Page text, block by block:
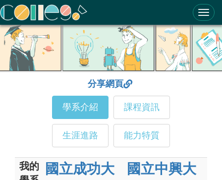
ColleGo! 大學選才與高中育才輔助系統
分享網頁
學系介紹 課程資訊
生涯進路 能力特質
我的
國立成功大
國立中興大